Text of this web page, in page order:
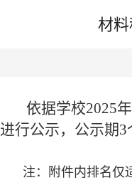
材
依据学校2025
进行公示，公示期3
注：附件内排名仅